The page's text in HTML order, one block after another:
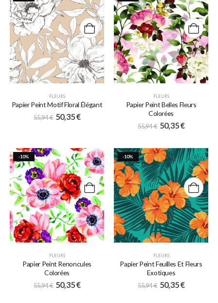
FLEURS
Papier Peint Motif Floral Élégant
55,94€ 50,35€
FLEURS
Papier Peint Belles Fleurs
Colorées
55,94€ 50,35€
-10%
FLEURS
Papier Peint Renoncules
Colorées
55,94€ 50,35€
-10%
FLEURS
Papier Peint Feuilles Et Fleurs
Exotiques
55,94€ 50,35€